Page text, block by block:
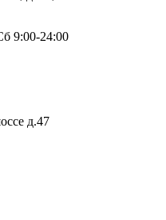
9:00-24:00
д.47